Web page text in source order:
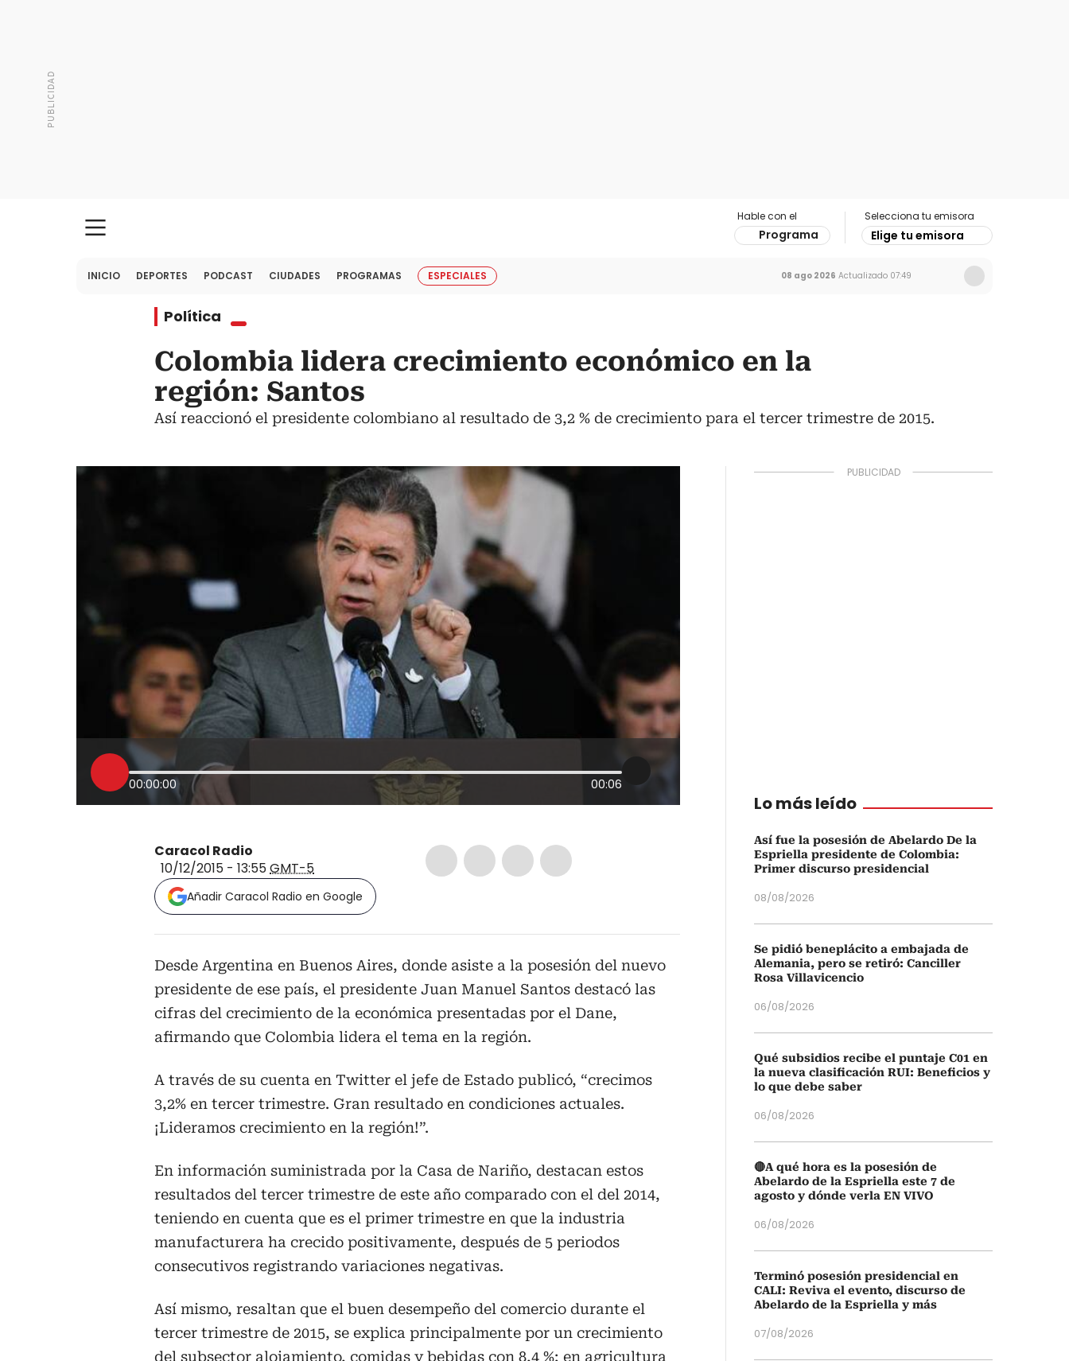
Hable con el
Programa
Selecciona tu emisora
Elige tu emisora
INICIO DEPORTES PODCAST CIUDADES PROGRAMAS ESPECIALES 08 ago 2026 Actualizado 07:49
Política
Colombia lidera crecimiento económico en la
región: Santos
Así reaccionó el presidente colombiano al resultado de 3,2 % de crecimiento para el tercer trimestre de 2015.
00:00:00 00:06
Caracol Radio
10/12/2015 - 13:55GMT-5
Añadir Caracol Radio en Google
Desde Argentina en Buenos Aires, donde asiste a la posesión del nuevo
presidente de ese país, el presidente Juan Manuel Santos destacó las
cifras del crecimiento de la económica presentadas por el Dane,
afirmando que Colombia lidera el tema en la región.
A través de su cuenta en Twitter el jefe de Estado publicó, “crecimos
3,2% en tercer trimestre. Gran resultado en condiciones actuales.
¡Lideramos crecimiento en la región!”.
En información suministrada por la Casa de Nariño, destacan estos
resultados del tercer trimestre de este año comparado con el del 2014,
teniendo en cuenta que es el primer trimestre en que la industria
manufacturera ha crecido positivamente, después de 5 periodos
consecutivos registrando variaciones negativas.
Así mismo, resaltan que el buen desempeño del comercio durante el
tercer trimestre de 2015, se explica principalmente por un crecimiento
del subsector alojamiento, comidas y bebidas con 8,4 %; en agricultura
Lo más leído
Así fue la posesión de Abelardo De la
Espriella presidente de Colombia:
Primer discurso presidencial
08/08/2026
Se pidió beneplácito a embajada de
Alemania, pero se retiró: Canciller
Rosa Villavicencio
06/08/2026
Qué subsidios recibe el puntaje C01 en
la nueva clasificación RUI: Beneficios y
lo que debe saber
06/08/2026
🔴A qué hora es la posesión de
Abelardo de la Espriella este 7 de
agosto y dónde verla EN VIVO
06/08/2026
Terminó posesión presidencial en
CALI: Reviva el evento, discurso de
Abelardo de la Espriella y más
07/08/2026